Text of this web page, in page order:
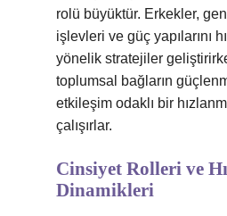
rolü büyüktür. Erkekler,
işlevleri ve güç yapılarını
yönelik stratejiler
toplumsal bağların
etkileşim odaklı bir
çalışırlar.
Cinsiyet Rolleri ve
Dinamikleri